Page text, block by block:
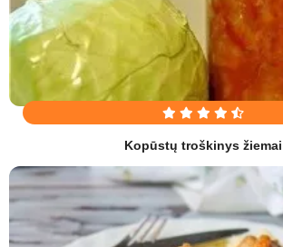
Kopūstų troškinys žiemai